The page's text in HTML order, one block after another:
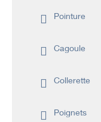
Pointure
Cagoule
Collerette
Poignets